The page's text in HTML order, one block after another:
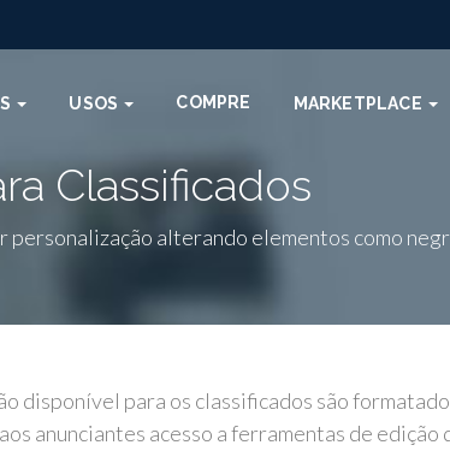
USOS COMPRE MARKETPLACE
Classificados
alterando elementos como
disponível para os classificados são
anunciantes acesso a ferramentas de edição